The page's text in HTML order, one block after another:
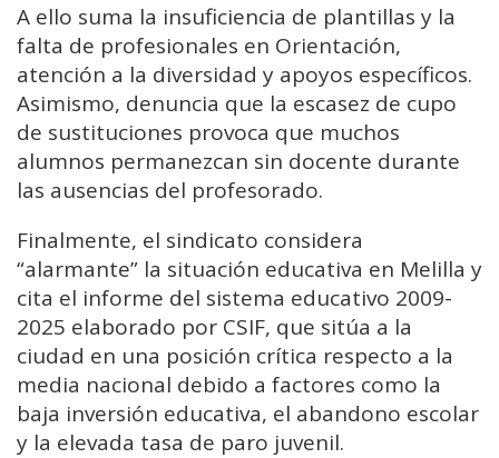
A ello suma la insuficiencia de plantillas y la
falta de profesionales en Orientación,
atención a la diversidad y apoyos específicos.
Asimismo, denuncia que la escasez de cupo
de sustituciones provoca que muchos
alumnos permanezcan sin docente durante
las ausencias del profesorado.
Finalmente, el sindicato considera
“alarmante” la situación educativa en Melilla y
cita el informe del sistema educativo 2009-
2025 elaborado por CSIF, que sitúa a la
ciudad en una posición crítica respecto a la
media nacional debido a factores como la
baja inversión educativa, el abandono escolar
y la elevada tasa de paro juvenil.